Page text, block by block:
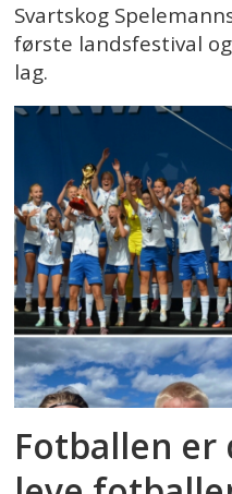
Svartskog
første landsfestival
lag.
Fotballen er